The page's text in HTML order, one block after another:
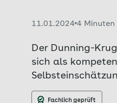
Veröffentlicht am:
11.01.2024 4 Minuten
Der Dunning-
sich als
Fachlich geprüft